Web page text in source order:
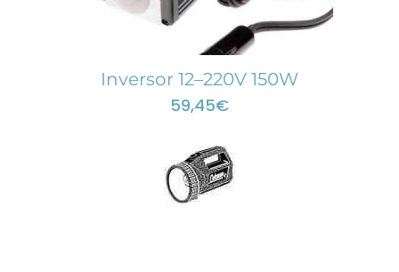
Inversor 12–220V 150W
59,45€